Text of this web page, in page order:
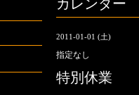
2011-01-01 (土)
指定なし
特別休業